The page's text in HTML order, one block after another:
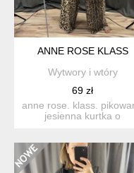
ANNE ROSE KLASS
Wytwory i wtóry
69 zł
anne rose. klass.
jesienna kurtka o